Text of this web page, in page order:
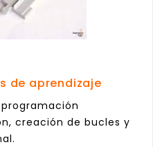
de aprendizaje
creación de bucles y